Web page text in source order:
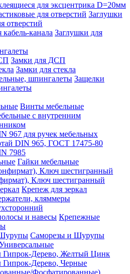
для эксцентрика D=20мм
Заглушки
отверстий
Заглушки для
Замки для ДСП
Замки для стекла
Защелки
Винты мебельные
с внутренним
967 для ручек мебельных
DIN 965, ГОСТ 17475-80
7985
Гайки мебельные
Ключ шестигранный
Крепеж для зеркал
кляммеры
Крепежные
Саморезы и Шурупы
Гипрок-Дерево, Желтый Цинк
Гипрок-Дерево, Черные
Фосфатированные)